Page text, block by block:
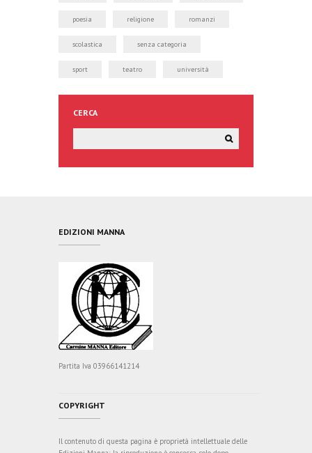
poesia religione romanzi
scolastica senza categoria
sport teatro università
CERCA
EDIZIONI MANNA
Partita Iva 03966141214
COPYRIGHT
Il contenuto di questa pagina è proprietà intellettuale delle